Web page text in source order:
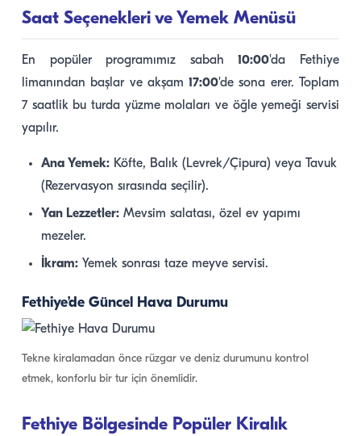
Saat Seçenekleri ve Yemek Menüsü
En popüler programımız sabah10:00'da Fethiye
limanından başlar ve akşam17:00'de sona erer. Toplam
7 saatlik bu turda yüzme molaları ve öğle yemeği servisi
yapılır.
Ana Yemek: Köfte, Balık (Levrek/Çipura) veya Tavuk
(Rezervasyon sırasında seçilir).
Yan Lezzetler: Mevsim salatası, özel ev yapımı
mezeler.
İkram: Yemek sonrası taze meyve servisi.
Fethiye’de Güncel Hava Durumu
Tekne kiralamadan önce rüzgar ve deniz durumunu kontrol
etmek, konforlu bir tur için önemlidir.
Fethiye Bölgesinde Popüler Kiralık